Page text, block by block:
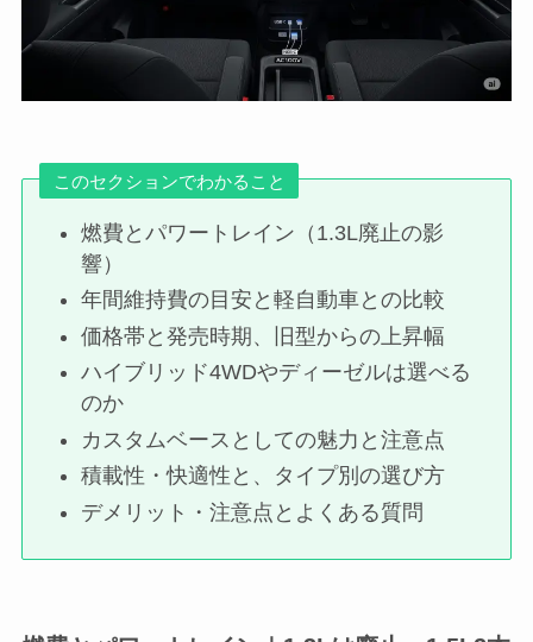
このセクションでわかること
燃費とパワートレイン（1.3L廃止の影
響）
年間維持費の目安と軽自動車との比較
価格帯と発売時期、旧型からの上昇幅
ハイブリッド4WDやディーゼルは選べる
のか
カスタムベースとしての魅力と注意点
積載性・快適性と、タイプ別の選び方
デメリット・注意点とよくある質問